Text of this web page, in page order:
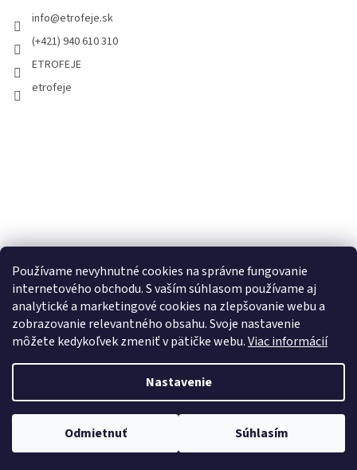
Používame nevyhnutné cookies na správne fungovanie
internetového obchodu. S vaším súhlasom používame aj
analytické a marketingové cookies na zlepšovanie webu a
zobrazovanie relevantného obsahu. Svoje nastavenie
môžete kedykoľvek zmeniť v pätičke webu.Viac informácií
Nastavenie
Odmietnuť Súhlasím
info@etrofeje.sk
(+421) 940 610 310
ETROFEJE
etrofeje
Copyright 2026ETROFEJE.sk. Všetky práva vyhradené.Upraviť